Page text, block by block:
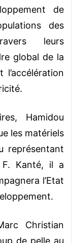
de
des
leurs
global de la
Hamidou
les matériels
représentant
F. Kanté, il a
l’Etat
Christian
de pelle au